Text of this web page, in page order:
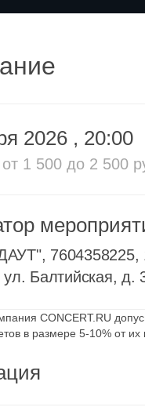
2026 , 20:00
от 1 500 до 2 500
7604358225,
Балтийская, д.
CONCERT.RU
в размере 5-10% от